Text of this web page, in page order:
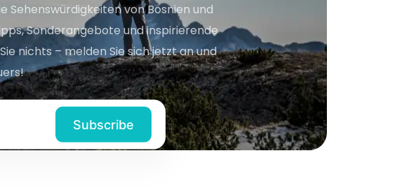
Sehenswürdigkeiten von Bosnien und
Sonderangebote und inspirierende
nichts – melden Sie sich jetzt an und